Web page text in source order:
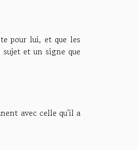
pour lui, et que les
et un signe que
avec celle qu'il a